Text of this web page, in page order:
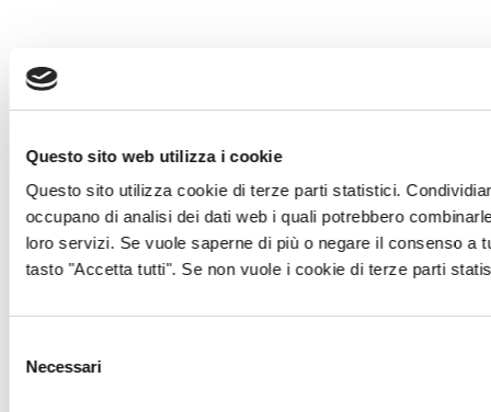
Questo sito web utilizza i cookie
Questo sito utilizza cookie di terze parti statistici.
occupano di analisi dei dati web i quali potrebbero
loro servizi. Se vuole saperne di più o negare il consenso a
tasto "Accetta tutti". Se non vuole i cookie di terze parti
delNecessari